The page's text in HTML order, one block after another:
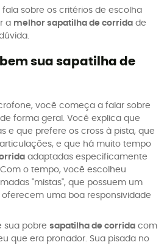
sobre os critérios de escolha
a melhor sapatilha de corrida de
sua sapatilha de
você começa a falar sobre
de forma geral. Você explica que
e que prefere os cross à pista, que
e que há muito tempo
adaptadas especificamente
o tempo, você escolheu
"mistas", que possuem um
uma boa responsividade
sua pobre sapatilha de corrida com
que era pronador. Sua pisada no